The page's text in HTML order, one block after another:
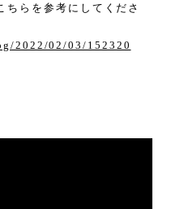
らを参考にしてくださ
2022/02/03/152320